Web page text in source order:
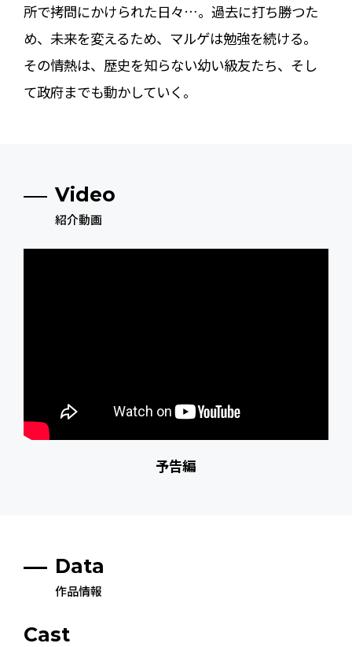
所で拷問にかけられた日々…。過去に打ち勝つた
め、未来を変えるため、マルゲは勉強を続ける。
その情熱は、歴史を知らない幼い級友たち、そし
て政府までも動かしていく。
Video
紹介動画
予告編
Data
作品情報
Cast